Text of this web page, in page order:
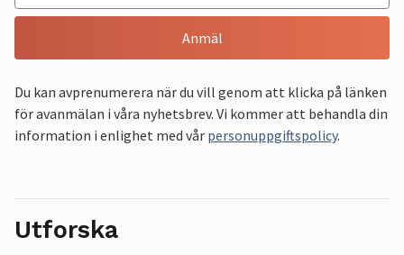
Anmäl
Du kan avprenumerera när du vill genom att klicka på länken
för avanmälan i våra nyhetsbrev. Vi kommer att behandla din
information i enlighet med vår personuppgiftspolicy.
Utforska